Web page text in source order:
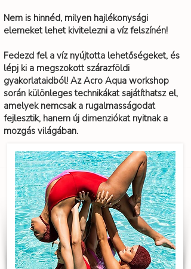
Nem is hinnéd, milyen hajlékonysági
elemeket lehet kivitelezni a víz felszínén!
Fedezd fel a víz nyújtotta lehetőségeket, és
lépj ki a megszokott szárazföldi
gyakorlataidból! Az Acro Aqua workshop
során különleges technikákat sajátíthatsz el,
amelyek nemcsak a rugalmasságodat
fejlesztik, hanem új dimenziókat nyitnak a
mozgás világában.